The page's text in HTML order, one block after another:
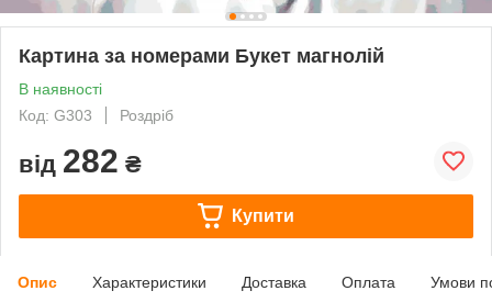
Картина за номерами Букет магнолій
В наявності
Код: G303
Роздріб
від 282 ₴
Купити
Опис Характеристики Доставка Оплата Умови